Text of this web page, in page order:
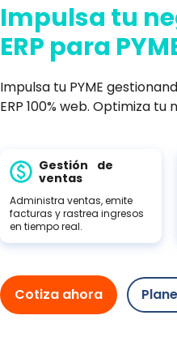
Impulsa tu
ERP para
Impulsa tu PYME
ERP 100% web. Optimiza
Gestión de
ventas
Administra ventas, emite
facturas y rastrea ingresos
en tiempo real.
Cotiza ahora